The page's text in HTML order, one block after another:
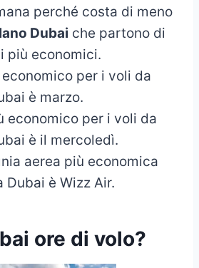
perché costa di meno
Dubai che partono di
più economici.
per i voli da
è marzo.
economico per i voli da
è il mercoledì.
aerea più economica
Dubai è Wizz Air.
ore di volo?